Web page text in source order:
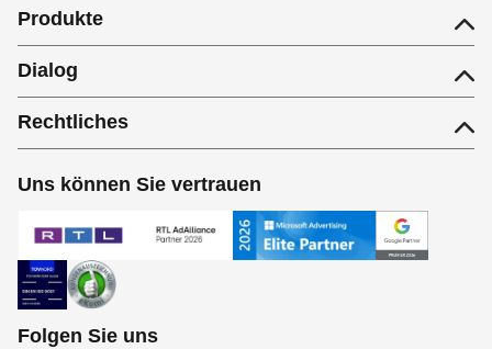
Produkte
Dialog
Rechtliches
Uns können Sie vertrauen
Folgen Sie uns